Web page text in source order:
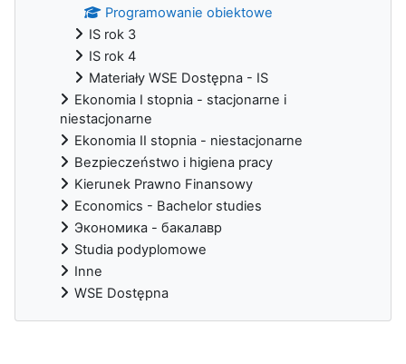
Programowanie obiektowe
IS rok 3
IS rok 4
Materiały WSE Dostępna - IS
Ekonomia I stopnia - stacjonarne i
niestacjonarne
Ekonomia II stopnia - niestacjonarne
Bezpieczeństwo i higiena pracy
Kierunek Prawno Finansowy
Economics - Bachelor studies
Экономика - бакалавр
Studia podyplomowe
Inne
WSE Dostępna